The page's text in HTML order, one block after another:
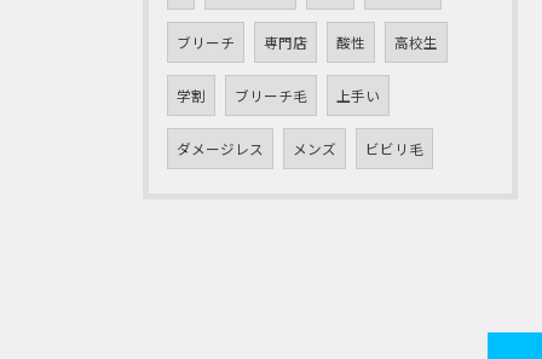
ブリーチ 専門店 酸性 高校生
学割 ブリーチ毛 上手い
ダメージレス メンズ ビビリ毛